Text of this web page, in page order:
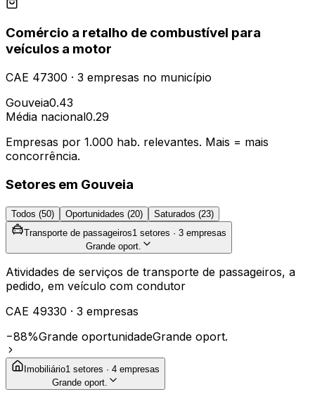
Comércio a retalho de combustível para
veículos a motor
CAE 47300 · 3 empresas no município
Gouveia0.43
Média nacional0.29
Empresas por 1.000 hab. relevantes. Mais = mais
concorrência.
Setores em Gouveia
Todos (50) Oportunidades (20) Saturados (23)
Transporte de passageiros1 setores · 3 empresas
Grande oport.
Atividades de serviços de transporte de passageiros, a
pedido, em veículo com condutor
CAE 49330 · 3 empresas
−88%Grande oportunidadeGrande oport.
Imobiliário1 setores · 4 empresas
Grande oport.